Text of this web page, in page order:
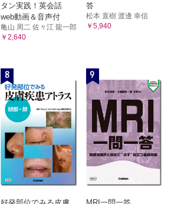
タン実践！英会話
web動画＆音声付
亀山 周二 佐々江 龍一郎
￥2,640
答
松本 直樹 渡邊 幸信
￥5,940
8 9